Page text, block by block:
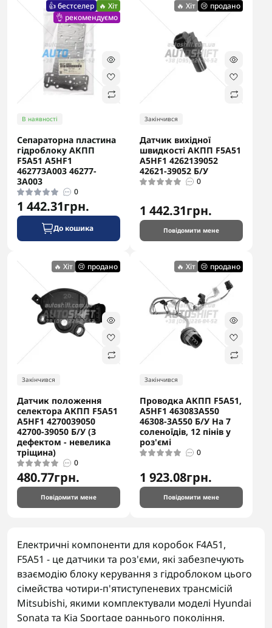
👍 бестселер 🔥 Хіт
👌 рекомендуємо
В наявності
Сепараторна пластина
гідроблоку АКПП
F5A51 A5HF1
462773A003 46277-
3A003
0
1 442.31грн.
До кошика
🔥 Хіт 😢 продано
Закінчився
Датчик вихідної
швидкості АКПП F5A51
A5HF1 4262139052
42621-39052 Б/У
0
1 442.31грн.
Повідомити мене
🔥 Хіт 😢 продано
Закінчився
Датчик положення
селектора АКПП F5A51
A5HF1 4270039050
42700-39050 Б/У (З
дефектом - невелика
тріщина)
0
480.77грн.
Повідомити мене
🔥 Хіт 😢 продано
Закінчився
Проводка АКПП F5A51,
A5HF1 463083A550
46308-3A550 Б/У На 7
соленоїдів, 12 пінів у
роз'ємі
0
1 923.08грн.
Повідомити мене
Електричні компоненти для коробок F4A51,
F5A51 - це датчики та роз'єми, які забезпечують
взаємодію блоку керування з гідроблоком цього
сімейства чотири-п'ятиступеневих трансмісій
Mitsubishi, якими комплектували моделі Hyundai
Sonata та Kia Sportage раннього покоління.